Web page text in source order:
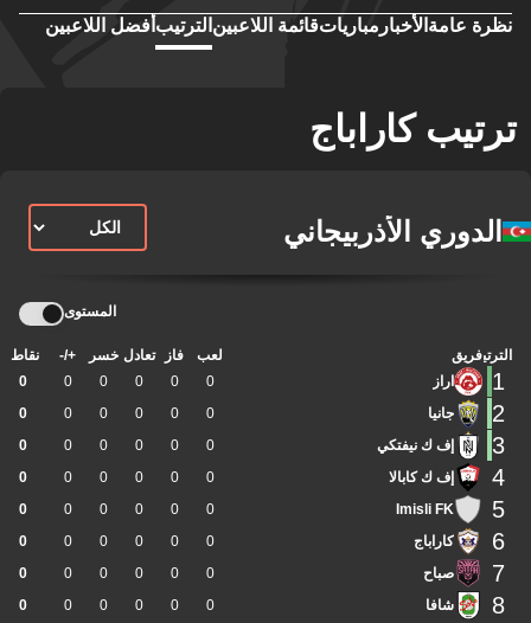
نظرة عامة الأخبار مبارياتقائمة اللاعبين الترتيب أفضل اللاعبين
ترتيب كاراباج
الدوري الأذربيجاني
المستوى
الترتيبفريق لعب فاز تعادل خسر +/- نقاط
1 اراز 0
0
0
0
0
0
2 جانيا 0
0
0
0
0
0
3 إف ك نيفتكي 0
0
0
0
0
0
4 إف ك كابالا 0
0
0
0
0
0
5
Imisli FK
0
0
0
0
0
0
6 كاراباج 0
0
0
0
0
0
7 صباح 0
0
0
0
0
0
8 شافا 0
0
0
0
0
0